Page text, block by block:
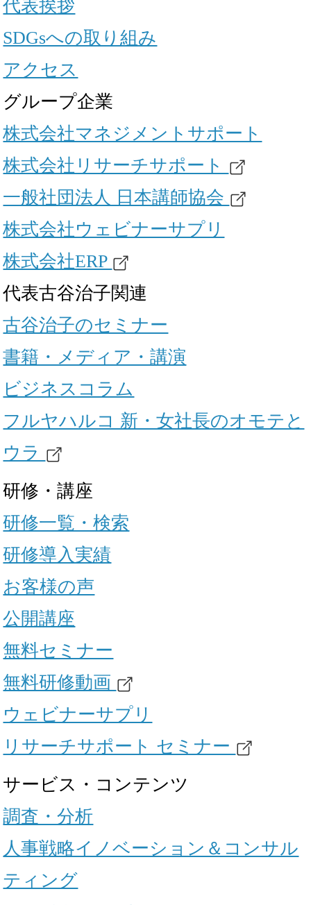
代表挨拶
SDGsへの取り組み
アクセス
グループ企業
株式会社マネジメントサポート
株式会社リサーチサポート
一般社団法人 日本講師協会
株式会社ウェビナーサプリ
株式会社ERP
代表古谷治子関連
古谷治子のセミナー
書籍・メディア・講演
ビジネスコラム
フルヤハルコ 新・女社長のオモテと
ウラ
研修・講座
研修一覧・検索
研修導入実績
お客様の声
公開講座
無料セミナー
無料研修動画
ウェビナーサプリ
リサーチサポート セミナー
サービス・コンテンツ
調査・分析
人事戦略イノベーション＆コンサル
ティング